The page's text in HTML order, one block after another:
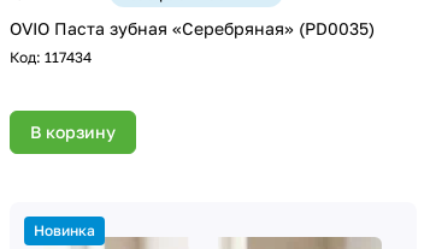
OVIO Паста зубная «Серебряная» (PD0035)
Код: 117434
В корзину
Новинка